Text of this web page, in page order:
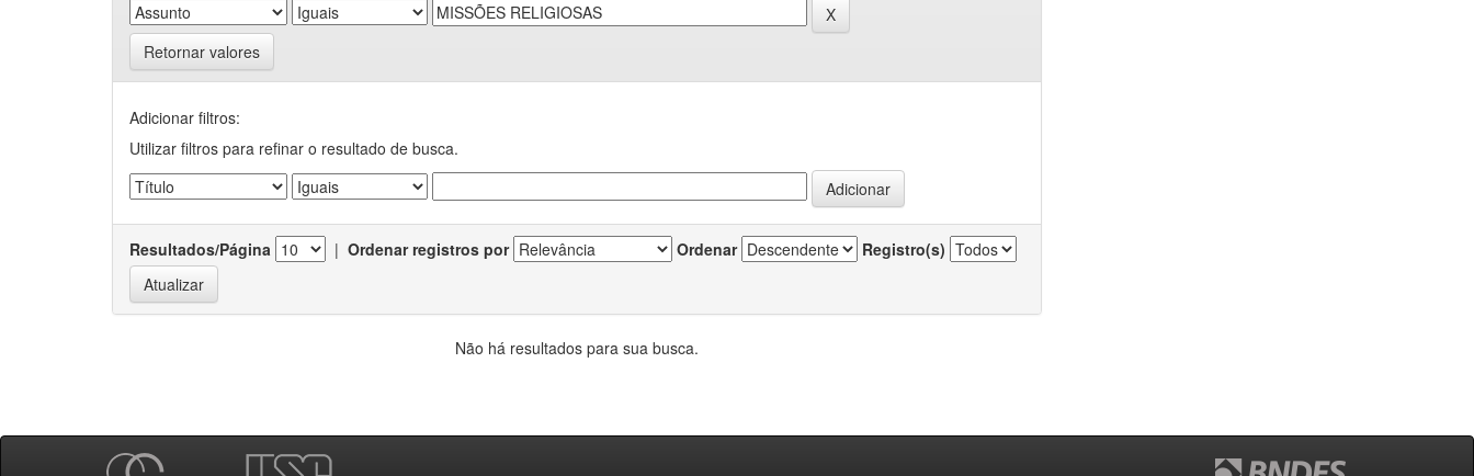
Retornar valores
Adicionar filtros:
Utilizar filtros para refinar o resultado de busca.
Resultados/Página | Ordenar registros por Ordenar Registro(s)
Não há resultados para sua busca.